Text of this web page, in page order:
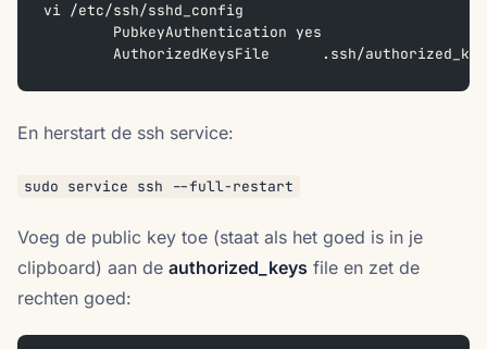
vi /etc/ssh/sshd_config
	PubkeyAuthentication yes
AuthorizedKeysFile      .ssh/
En herstart de ssh service:
sudo service ssh --full-restart
Voeg de public key toe (staat als het goed is in je
clipboard) aan de authorized_keys file en zet de
rechten goed: